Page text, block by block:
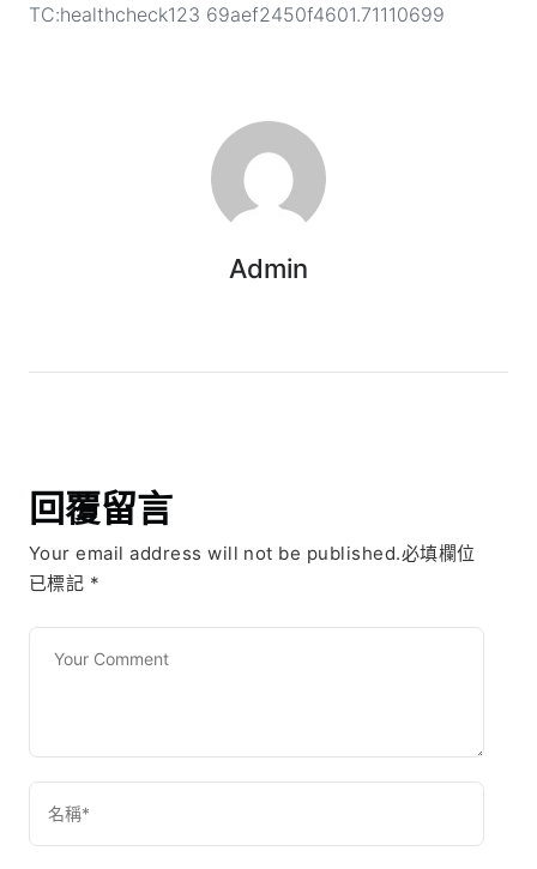
TC:healthcheck123 69aef2450f4601.71110699
Admin
回覆留言
Your email address will not be published.必填欄位
已標記 *